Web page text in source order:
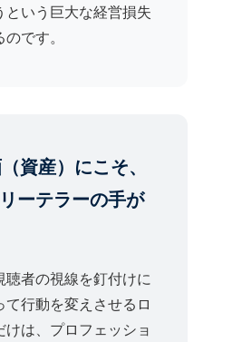
という巨大な経営損失
です。
資産）にこそ、
ーテラーの手が
聴者の視線を釘付けに
て行動を変えさせるロ
けは、プロフェッショ